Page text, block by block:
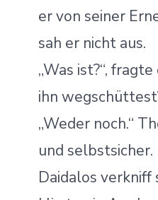
er von seiner
sah er nicht aus.
„Was ist?“,
ihn
„Weder noch.“
und selbstsicher.
Daidalos verkniff